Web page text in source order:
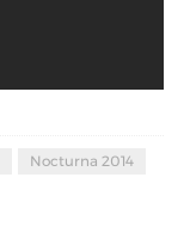
Nocturna 2014